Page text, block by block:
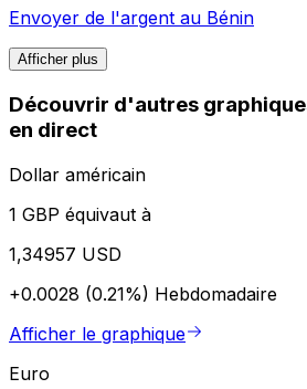
Envoyer de l'argent au Bénin
Afficher plus
Découvrir d'autres
en direct
Dollar américain
1 GBP équivaut à
1,34957 USD
+0.0028 (0.21%) Hebdomadaire
Afficher le graphique
Euro